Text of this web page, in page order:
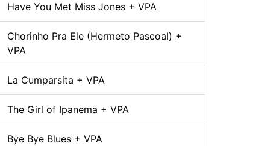
Have You Met Miss Jones + VPA
Chorinho Pra Ele (Hermeto Pascoal) +
VPA
La Cumparsita + VPA
The Girl of Ipanema + VPA
Bye Bye Blues + VPA